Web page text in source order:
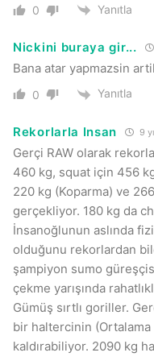
0 Yanıtla
Nickini buraya gir...
Bana atar yapmazsin
0 Yanıtla
Rekorlarla Insan 9
Gerçi RAW olarak
460 kg, squat için 456
220 kg (Koparma) ve
gerçekliyor. 180 kg da
İnsanoğlunun aslında
olduğunu rekorlardan
şampiyon sumo
çekme yarışında
Gümüş sırtlı goriller.
bir haltercinin (Ortalama
kaldırabiliyor. 2090 kg